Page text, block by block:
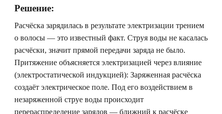
Решение:
Расчёска зарядилась в результате электризации трением
о волосы — это известный факт. Струя воды не касалась
расчёски, значит прямой передачи заряда не было.
Притяжение объясняется электризацией через влияние
(электростатической индукцией): Заряженная расчёска
создаёт электрическое поле. Под его воздействием в
незаряженной струе воды происходит
перераспределение зарядов — ближний к расчёске